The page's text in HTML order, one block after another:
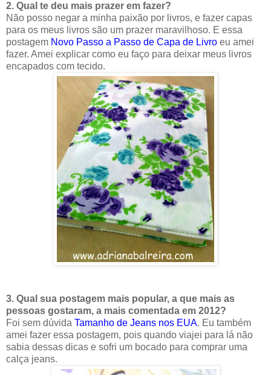
2. Qual te deu mais prazer em fazer?
Não posso negar a minha paixão por livros, e fazer capas
para os meus livros são um prazer maravilhoso. E essa
postagem Novo Passo a Passo de Capa de Livro eu amei
fazer. Amei explicar como eu faço para deixar meus livros
encapados com tecido.
3. Qual sua postagem mais popular, a que mais as
pessoas gostaram, a mais comentada em 2012?
Foi sem dúvida Tamanho de Jeans nos EUA. Eu também
amei fazer essa postagem, pois quando viajei para lá não
sabia dessas dicas e sofri um bocado para comprar uma
calça jeans.